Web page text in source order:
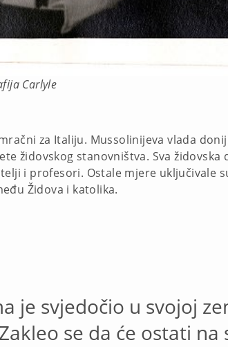
Carlyle
za Italiju. Mussolinijeva vlada
židovskog stanovništva. Sva židovska
i profesori. Ostale mjere uključivale
Židova i katolika.
je svjedočio u svojoj
se da će ostati na